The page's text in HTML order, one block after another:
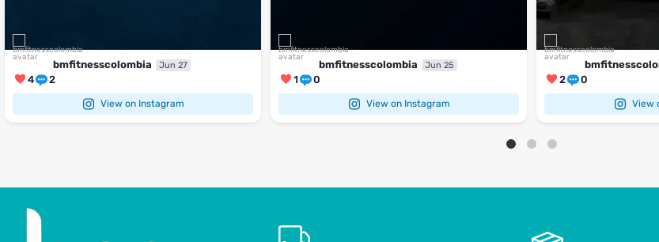
bmfitnesscolombia Jun 27
4 2
View on Instagram
bmfitnesscolombia Jun 25
1 0
View on Instagram
2 0
View